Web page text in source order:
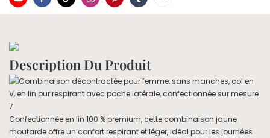
Description Du Produit
Confectionnée en lin 100 % premium, cette combinaison jaune
moutarde offre un confort respirant et léger, idéal pour les journées